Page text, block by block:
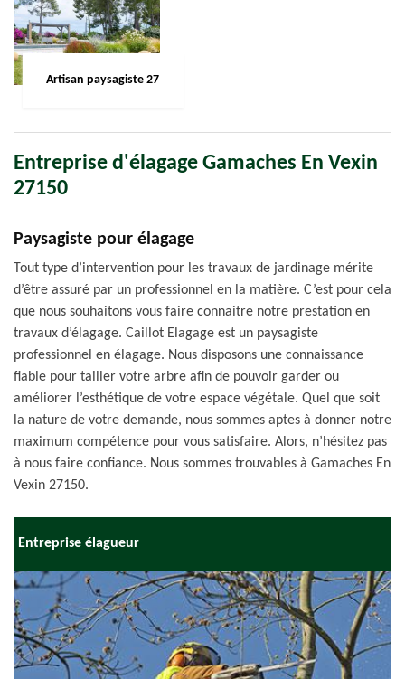
Artisan paysagiste 27
Entreprise d'élagage Gamaches En Vexin
27150
Paysagiste pour élagage
Tout type d’intervention pour les travaux de jardinage mérite
d’être assuré par un professionnel en la matière. C’est pour cela
que nous souhaitons vous faire connaitre notre prestation en
travaux d’élagage. Caillot Elagage est un paysagiste
professionnel en élagage. Nous disposons une connaissance
fiable pour tailler votre arbre afin de pouvoir garder ou
améliorer l’esthétique de votre espace végétale. Quel que soit
la nature de votre demande, nous sommes aptes à donner notre
maximum compétence pour vous satisfaire. Alors, n’hésitez pas
à nous faire confiance. Nous sommes trouvables à Gamaches En
Vexin 27150.
Entreprise élagueur